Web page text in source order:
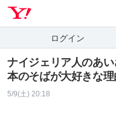
ログイン
ナイジェリア人のあ
本のそばが大好きな
5/9(土) 20:18